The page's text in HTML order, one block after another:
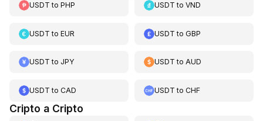
USDT to PHP USDT toVND
USDT to EUR USDT toGBP
USDT to JPY USDT toAUD
USDT to CAD USDT toCHF
Cripto a Cripto